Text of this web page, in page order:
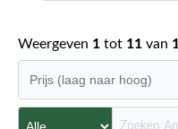
Weergeven 1 tot 11 van